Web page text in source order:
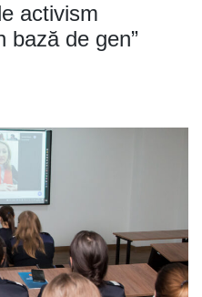
activism
bază de gen”